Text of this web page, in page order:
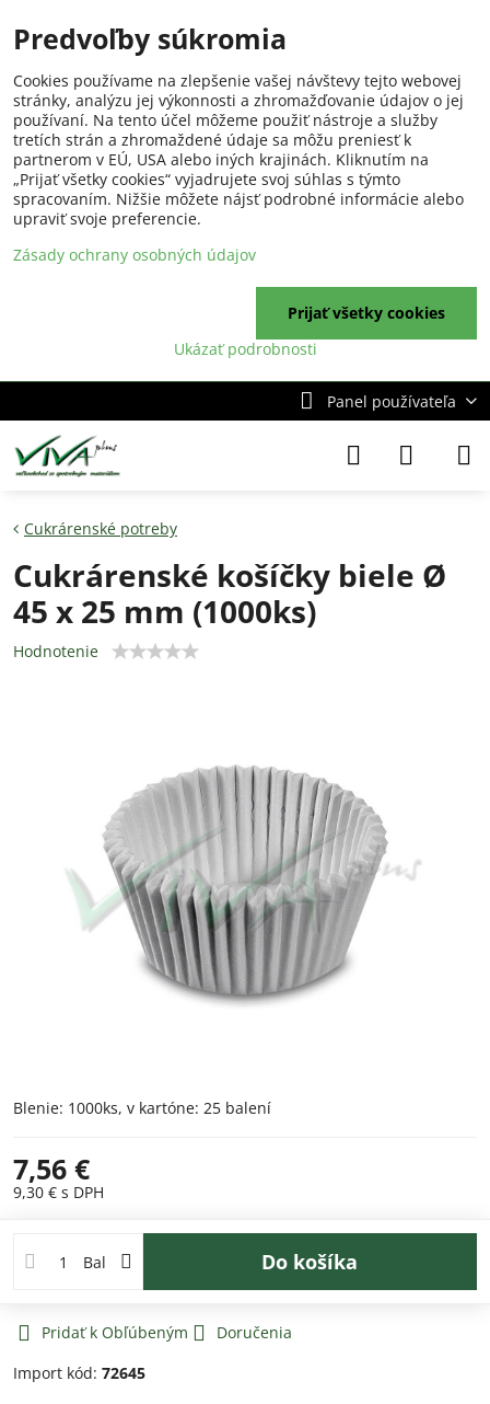
Panel používateľa
Cukrárenské potreby
Cukrárenské košíčky biele Ø
45 x 25 mm (1000ks)
Hodnotenie
Blenie: 1000ks, v kartóne: 25 balení
7,56 €
9,30 € s DPH
Bal Do košíka
Pridať k Obľúbeným
Doručenia
Import kód: 72645
Predvoľby súkromia
Cookies používame na zlepšenie vašej návštevy tejto webovej
stránky, analýzu jej výkonnosti a zhromažďovanie údajov o jej
používaní. Na tento účel môžeme použiť nástroje a služby
tretích strán a zhromaždené údaje sa môžu preniesť k
partnerom v EÚ, USA alebo iných krajinách. Kliknutím na
„Prijať všetky cookies“ vyjadrujete svoj súhlas s týmto
spracovaním. Nižšie môžete nájsť podrobné informácie alebo
upraviť svoje preferencie.
Zásady ochrany osobných údajov
Ukázať podrobnosti
Prijať všetky cookies